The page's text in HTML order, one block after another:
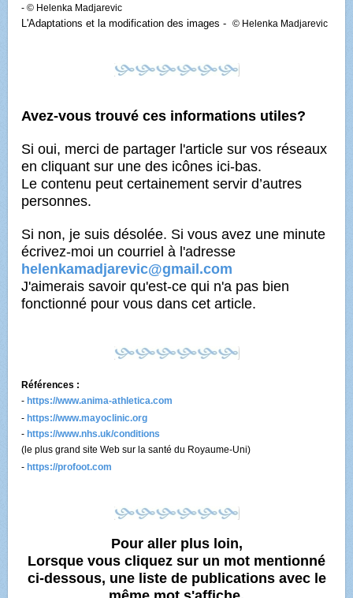
- © Helenka Madjarevic
L'Adaptations et la modification des images -© Helenka Madjarevic
Avez-vous trouvé ces informations utiles?
Si oui, merci de partager l'article sur vos réseaux
en cliquant sur une des icônes ici-bas.
Le contenu peut certainement servir d’autres
personnes.
Si non, je suis désolée. Si vous avez une minute
écrivez-moi un courriel à l'adresse
helenkamadjarevic@gmail.com
J'aimerais savoir qu'est-ce qui n'a pas bien
fonctionné pour vous dans cet article.
Références :
- https://www.anima-athletica.com
- https://www.mayoclinic.org
- https://www.nhs.uk/conditions
(le plus grand site Web sur la santé du Royaume-Uni)
- https://profoot.com
Pour aller plus loin,
Lorsque vous cliquez sur un mot mentionné
ci-dessous, une liste de publications avec le